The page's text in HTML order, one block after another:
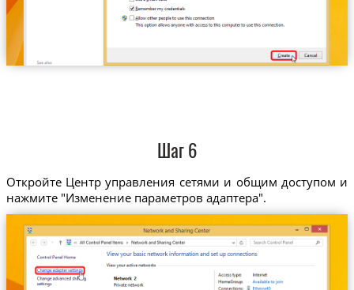
Шаг 6
Откройте Центр управления сетями и общим доступом и
нажмите "Изменение параметров адаптера".